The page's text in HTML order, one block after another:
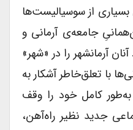
از سوسیالیست‌ها
جامعه‌ی آرمانی و
آرمانشهر را در «شهر»
با تعلق‌خاطر آشکار به
کامل خود را وقف
جدید نظیر راه‌آهن،